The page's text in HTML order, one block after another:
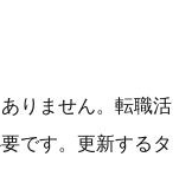
りません。転職活
です。更新するタ